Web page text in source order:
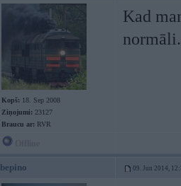
Kopš: 18. Sep 2008
Ziņojumi: 23127
Braucu ar: RVR
Kad
normāli.
bepino 09. Jun 2014,